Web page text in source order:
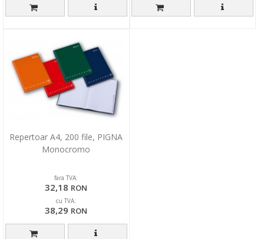
Repertoar A4, 200 file, PIGNA
Monocromo
fara TVA:
32,18 RON
cu TVA:
38,29 RON